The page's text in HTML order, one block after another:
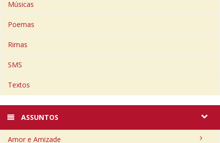
Músicas
Poemas
Rimas
SMS
Textos
ASSUNTOS
Amor e Amizade